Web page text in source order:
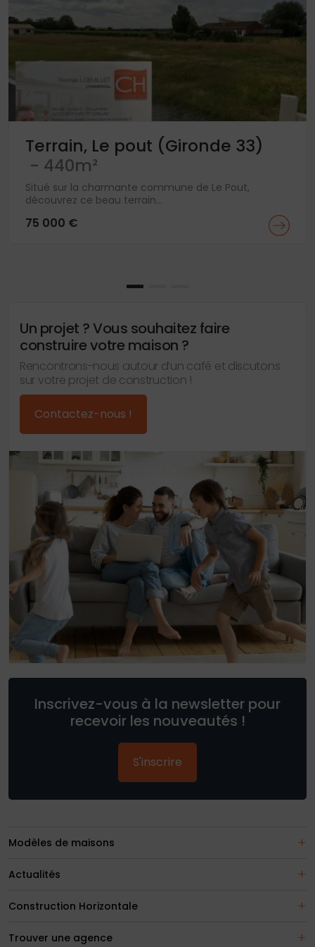
Terrain, Le pout (Gironde 33)
- 440m²
Situé sur la charmante commune de Le Pout,
découvrez ce beau terrain...
75 000 €
Un projet ? Vous souhaitez faire
construire votre maison ?
Rencontrons-nous autour d’un café et discutons
sur votre projet de construction !
Contactez-nous !
Inscrivez-vous à la newsletter pour
recevoir les nouveautés !
S'inscrire
Modèles de maisons
Actualités
Construction Horizontale
Trouver une agence